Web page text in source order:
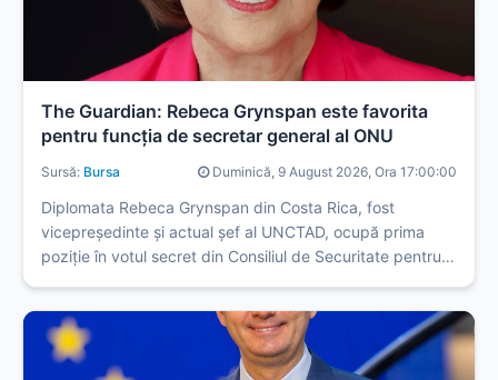
The Guardian: Rebeca Grynspan este favorita
pentru funcţia de secretar general al ONU
Sursă: Bursa Duminică, 9 August 2026, Ora 17:00:00
Diplomata Rebeca Grynspan din Costa Rica, fost
vicepreședinte și actual șef al UNCTAD, ocupă prima
poziție în votul secret din Consiliul de Securitate pentru